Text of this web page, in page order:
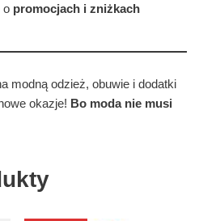
o promocjach i zniżkach
modną odzież, obuwie i dodatki
okazje! Bo moda nie musi